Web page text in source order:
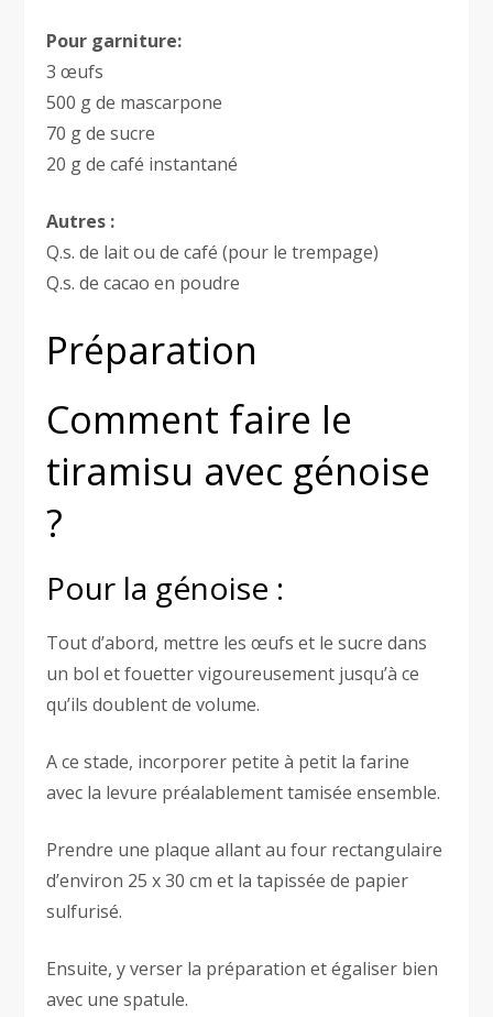
Pour garniture:
3 œufs
500 g de mascarpone
70 g de sucre
20 g de café instantané
Autres :
Q.s. de lait ou de café (pour le trempage)
Q.s. de cacao en poudre
Préparation
Comment faire le
tiramisu avec génoise
?
Pour la génoise :
Tout d’abord, mettre les œufs et le sucre dans
un bol et fouetter vigoureusement jusqu’à ce
qu’ils doublent de volume.
A ce stade, incorporer petite à petit la farine
avec la levure préalablement tamisée ensemble.
Prendre une plaque allant au four rectangulaire
d’environ 25 x 30 cm et la tapissée de papier
sulfurisé.
Ensuite, y verser la préparation et égaliser bien
avec une spatule.